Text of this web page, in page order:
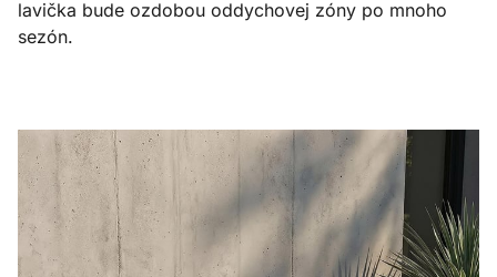
lavička bude ozdobou oddychovej zóny po mnoho
sezón.